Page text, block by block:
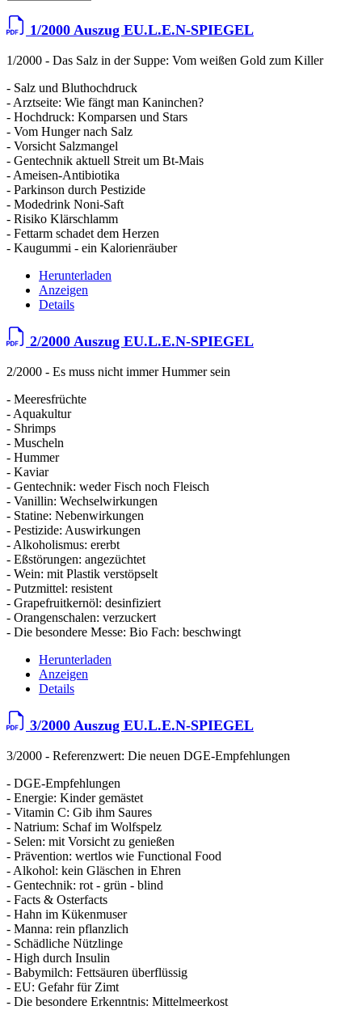
1/2000 Auszug EU.L.E.N-SPIEGEL
1/2000 - Das Salz in der Suppe: Vom weißen Gold zum Killer
- Salz und Bluthochdruck
- Arztseite: Wie fängt man Kaninchen?
- Hochdruck: Komparsen und Stars
- Vom Hunger nach Salz
- Vorsicht Salzmangel
- Gentechnik aktuell Streit um Bt-Mais
- Ameisen-Antibiotika
- Parkinson durch Pestizide
- Modedrink Noni-Saft
- Risiko Klärschlamm
- Fettarm schadet dem Herzen
- Kaugummi - ein Kalorienräuber
Herunterladen
Anzeigen
Details
2/2000 Auszug EU.L.E.N-SPIEGEL
2/2000 - Es muss nicht immer Hummer sein
- Meeresfrüchte
- Aquakultur
- Shrimps
- Muscheln
- Hummer
- Kaviar
- Gentechnik: weder Fisch noch Fleisch
- Vanillin: Wechselwirkungen
- Statine: Nebenwirkungen
- Pestizide: Auswirkungen
- Alkoholismus: ererbt
- Eßstörungen: angezüchtet
- Wein: mit Plastik verstöpselt
- Putzmittel: resistent
- Grapefruitkernöl: desinfiziert
- Orangenschalen: verzuckert
- Die besondere Messe: Bio Fach: beschwingt
Herunterladen
Anzeigen
Details
3/2000 Auszug EU.L.E.N-SPIEGEL
3/2000 - Referenzwert: Die neuen DGE-Empfehlungen
- DGE-Empfehlungen
- Energie: Kinder gemästet
- Vitamin C: Gib ihm Saures
- Natrium: Schaf im Wolfspelz
- Selen: mit Vorsicht zu genießen
- Prävention: wertlos wie Functional Food
- Alkohol: kein Gläschen in Ehren
- Gentechnik: rot - grün - blind
- Facts & Osterfacts
- Hahn im Kükenmuser
- Manna: rein pflanzlich
- Schädliche Nützlinge
- High durch Insulin
- Babymilch: Fettsäuren überflüssig
- EU: Gefahr für Zimt
- Die besondere Erkenntnis: Mittelmeerkost